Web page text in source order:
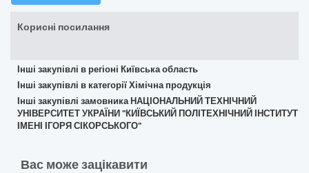
Корисні посилання
Інші закупівлі в регіоні Київська область
Інші закупівлі в категорії Хімічна продукція
Інші закупівлі замовника НАЦІОНАЛЬНИЙ ТЕХНІЧНИЙ
УНІВЕРСИТЕТ УКРАЇНИ "КИЇВСЬКИЙ ПОЛІТЕХНІЧНИЙ ІНСТИТУТ
ІМЕНІ ІГОРЯ СІКОРСЬКОГО"
Вас може зацікавити